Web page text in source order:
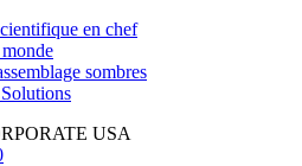
en chef
sombres
USA